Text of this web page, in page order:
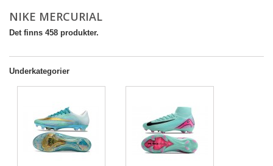
NIKE MERCURIAL
Det finns 458 produkter.
Underkategorier